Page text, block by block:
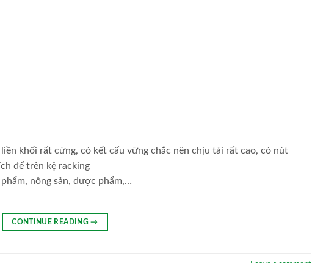
khối rất cứng, có kết cấu vững chắc nên chịu tải rất cao, có nút
để trên kệ racking
nông sản, dược phẩm,…
CONTINUE READING→